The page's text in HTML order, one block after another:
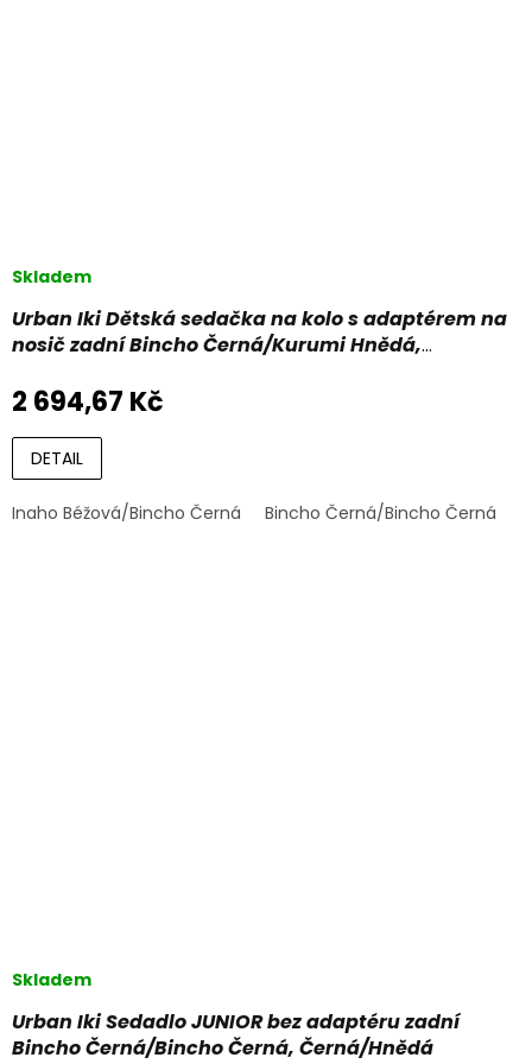
Urban Iki Dětská sedačka na kolo s adaptérem na
nosič zadní Bincho Černá/Kurumi Hnědá,
Skladem
2 694,67 Kč
DETAIL
Inaho Béžová/Bincho Černá Bincho Černá/Bincho Černá
Urban Iki Sedadlo JUNIOR bez adaptéru zadní
Bincho Černá/Bincho Černá, Černá/Hnědá
Skladem